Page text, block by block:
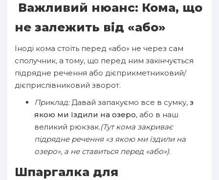
Важливий нюанс: Кома, що
не залежить від «або»
Іноді кома стоїть перед «або» не через сам
сполучник, а тому, що перед ним закінчується
підрядне речення або дієприкметниковий/
дієприслівниковий зворот.
Приклад:Давай запакуємо все в сумку, з
якою ми їздили на озеро, або в наш
великий рюкзак.(Тут кома закриває
підрядне речення «з якою ми їздили на
озеро», а не ставиться перед «або»).
Шпаргалка для